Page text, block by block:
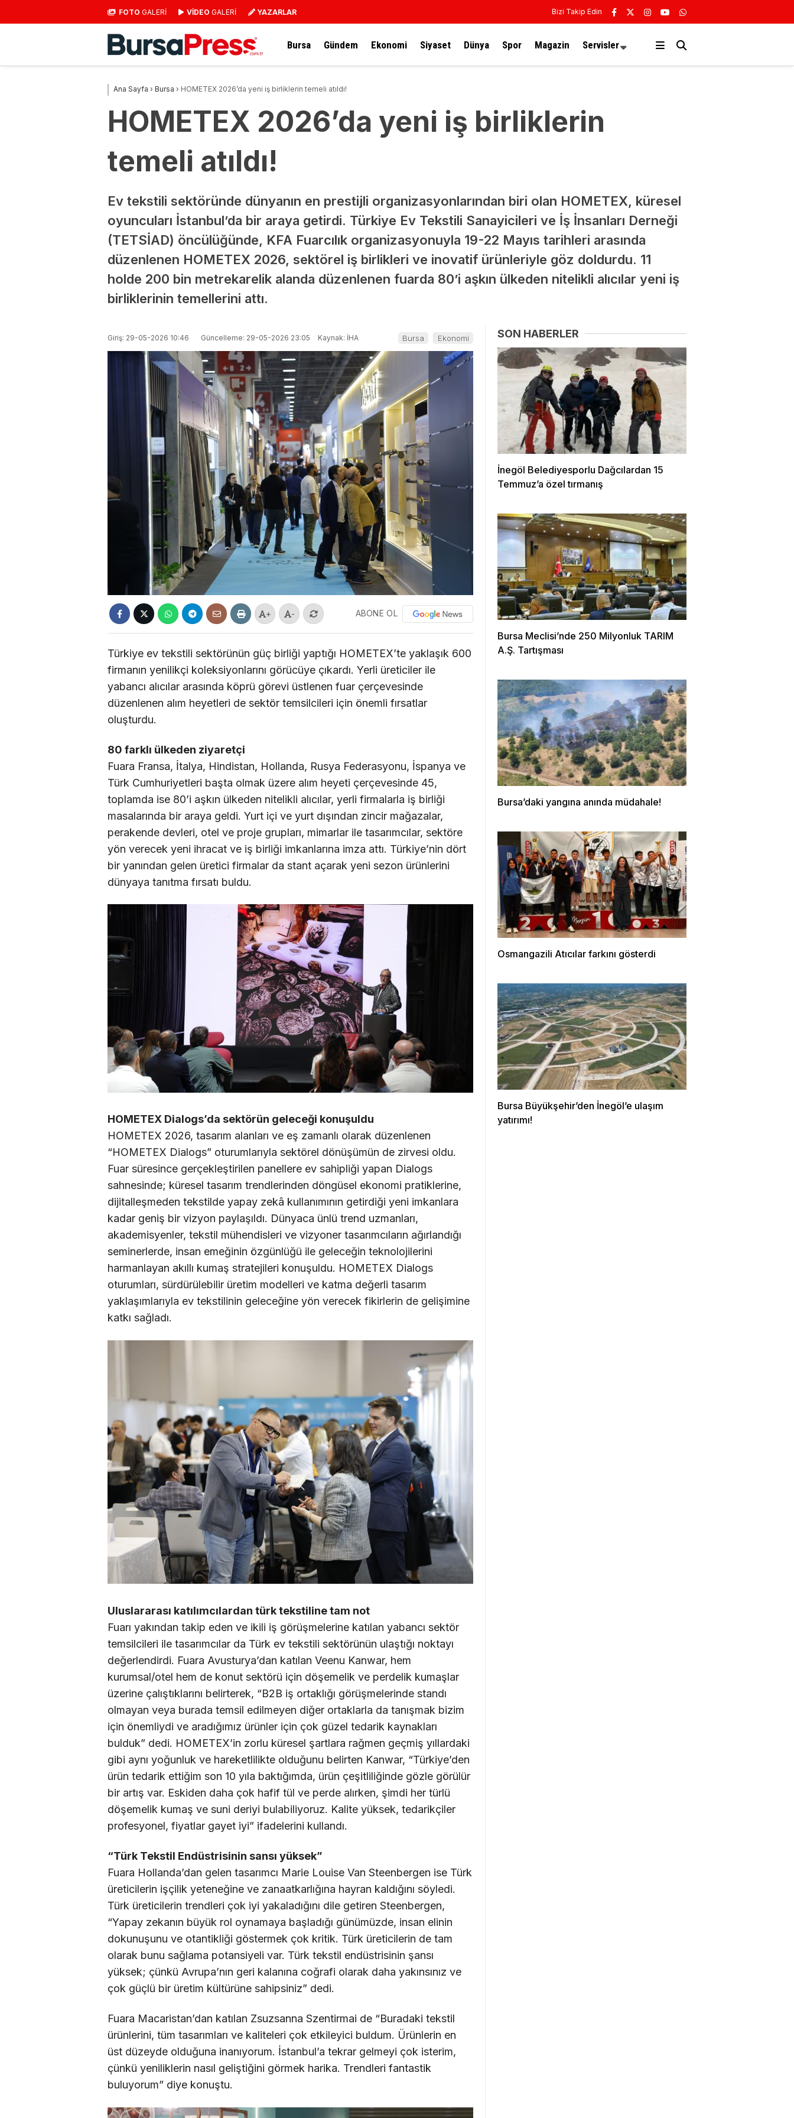
FOTO GALERİ VİDEO GALERİ YAZARLAR Bizi Takip Edin
Bursa Gündem Ekonomi Siyaset Dünya Spor Magazin Servisler
Ana Sayfa › Bursa › HOMETEX 2026’da yeni iş birliklerin temeli atıldı!
HOMETEX 2026’da yeni iş birliklerin
temeli atıldı!
Ev tekstili sektöründe dünyanın en prestijli organizasyonlarından biri olan HOMETEX, küresel
oyuncuları İstanbul’da bir araya getirdi. Türkiye Ev Tekstili Sanayicileri ve İş İnsanları Derneği
(TETSİAD) öncülüğünde, KFA Fuarcılık organizasyonuyla 19-22 Mayıs tarihleri arasında
düzenlenen HOMETEX 2026, sektörel iş birlikleri ve inovatif ürünleriyle göz doldurdu. 11
holde 200 bin metrekarelik alanda düzenlenen fuarda 80’i aşkın ülkeden nitelikli alıcılar yeni iş
birliklerinin temellerini attı.
Giriş: 29-05-2026 10:46 Güncelleme: 29-05-2026 23:05 Kaynak: İHA Bursa Ekonomi
+ - ABONE OL
Türkiye ev tekstili sektörünün güç birliği yaptığı HOMETEX’te yaklaşık 600
firmanın yenilikçi koleksiyonlarını görücüye çıkardı. Yerli üreticiler ile
yabancı alıcılar arasında köprü görevi üstlenen fuar çerçevesinde
düzenlenen alım heyetleri de sektör temsilcileri için önemli fırsatlar
oluşturdu.
80 farklı ülkeden ziyaretçi
Fuara Fransa, İtalya, Hindistan, Hollanda, Rusya Federasyonu, İspanya ve
Türk Cumhuriyetleri başta olmak üzere alım heyeti çerçevesinde 45,
toplamda ise 80’i aşkın ülkeden nitelikli alıcılar, yerli firmalarla iş birliği
masalarında bir araya geldi. Yurt içi ve yurt dışından zincir mağazalar,
perakende devleri, otel ve proje grupları, mimarlar ile tasarımcılar, sektöre
yön verecek yeni ihracat ve iş birliği imkanlarına imza attı. Türkiye’nin dört
bir yanından gelen üretici firmalar da stant açarak yeni sezon ürünlerini
dünyaya tanıtma fırsatı buldu.
HOMETEX Dialogs’da sektörün geleceği konuşuldu
HOMETEX 2026, tasarım alanları ve eş zamanlı olarak düzenlenen
“HOMETEX Dialogs” oturumlarıyla sektörel dönüşümün de zirvesi oldu.
Fuar süresince gerçekleştirilen panellere ev sahipliği yapan Dialogs
sahnesinde; küresel tasarım trendlerinden döngüsel ekonomi pratiklerine,
dijitalleşmeden tekstilde yapay zekâ kullanımının getirdiği yeni imkanlara
kadar geniş bir vizyon paylaşıldı. Dünyaca ünlü trend uzmanları,
akademisyenler, tekstil mühendisleri ve vizyoner tasarımcıların ağırlandığı
seminerlerde, insan emeğinin özgünlüğü ile geleceğin teknolojilerini
harmanlayan akıllı kumaş stratejileri konuşuldu. HOMETEX Dialogs
oturumları, sürdürülebilir üretim modelleri ve katma değerli tasarım
yaklaşımlarıyla ev tekstilinin geleceğine yön verecek fikirlerin de gelişimine
katkı sağladı.
Uluslararası katılımcılardan türk tekstiline tam not
Fuarı yakından takip eden ve ikili iş görüşmelerine katılan yabancı sektör
temsilcileri ile tasarımcılar da Türk ev tekstili sektörünün ulaştığı noktayı
değerlendirdi. Fuara Avusturya’dan katılan Veenu Kanwar, hem
kurumsal/otel hem de konut sektörü için döşemelik ve perdelik kumaşlar
üzerine çalıştıklarını belirterek, “B2B iş ortaklığı görüşmelerinde standı
olmayan veya burada temsil edilmeyen diğer ortaklarla da tanışmak bizim
için önemliydi ve aradığımız ürünler için çok güzel tedarik kaynakları
bulduk” dedi. HOMETEX’in zorlu küresel şartlara rağmen geçmiş yıllardaki
gibi aynı yoğunluk ve hareketlilikte olduğunu belirten Kanwar, “Türkiye’den
ürün tedarik ettiğim son 10 yıla baktığımda, ürün çeşitliliğinde gözle görülür
bir artış var. Eskiden daha çok hafif tül ve perde alırken, şimdi her türlü
döşemelik kumaş ve suni deriyi bulabiliyoruz. Kalite yüksek, tedarikçiler
profesyonel, fiyatlar gayet iyi” ifadelerini kullandı.
“Türk Tekstil Endüstrisinin sansı yüksek”
Fuara Hollanda’dan gelen tasarımcı Marie Louise Van Steenbergen ise Türk
üreticilerin işçilik yeteneğine ve zanaatkarlığına hayran kaldığını söyledi.
Türk üreticilerin trendleri çok iyi yakaladığını dile getiren Steenbergen,
“Yapay zekanın büyük rol oynamaya başladığı günümüzde, insan elinin
dokunuşunu ve otantikliği göstermek çok kritik. Türk üreticilerin de tam
olarak bunu sağlama potansiyeli var. Türk tekstil endüstrisinin şansı
yüksek; çünkü Avrupa’nın geri kalanına coğrafi olarak daha yakınsınız ve
çok güçlü bir üretim kültürüne sahipsiniz” dedi.
Fuara Macaristan’dan katılan Zsuzsanna Szentirmai de “Buradaki tekstil
ürünlerini, tüm tasarımları ve kaliteleri çok etkileyici buldum. Ürünlerin en
üst düzeyde olduğuna inanıyorum. İstanbul’a tekrar gelmeyi çok isterim,
çünkü yeniliklerin nasıl geliştiğini görmek harika. Trendleri fantastik
buluyorum” diye konuştu.
SON HABERLER
İnegöl Belediyesporlu Dağcılardan 15
Temmuz’a özel tırmanış
Bursa Meclisi’nde 250 Milyonluk TARIM
A.Ş. Tartışması
Bursa’daki yangına anında müdahale!
Osmangazili Atıcılar farkını gösterdi
Bursa Büyükşehir’den İnegöl’e ulaşım
yatırımı!